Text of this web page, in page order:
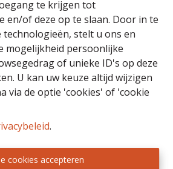
te krijgen tot
en/of deze op te slaan. Door in te
technologieën, stelt u ons en
mogelijkheid persoonlijke
of unieke ID's op deze
U kan uw keuze altijd wijzigen
via de optie 'cookies' of 'cookie
.
cookies accepteren
m²